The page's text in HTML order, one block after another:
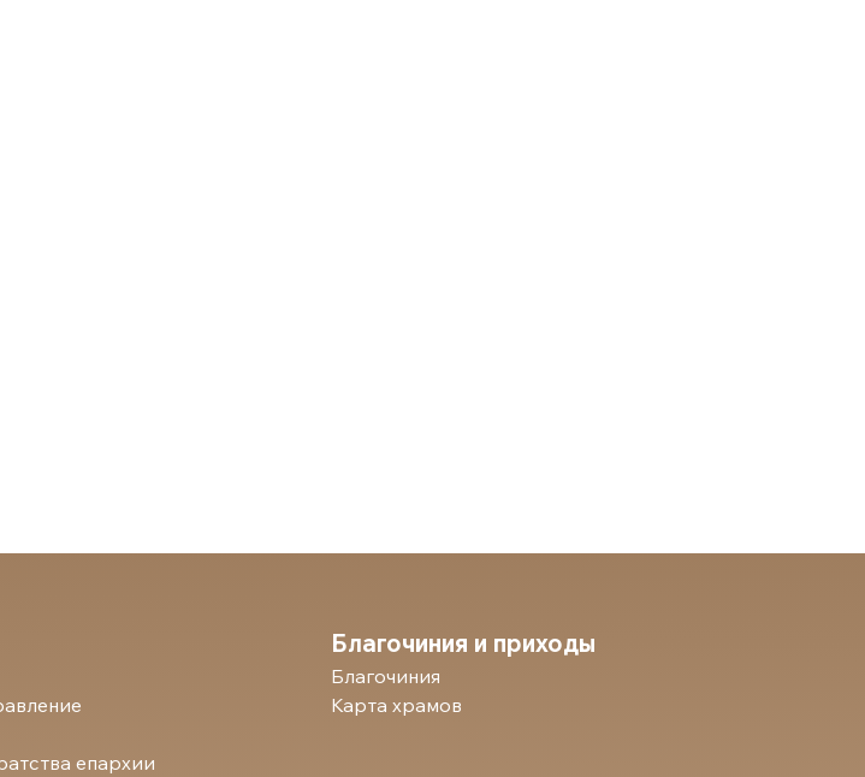
епархии
Благочиния и приходы
Благочиния
Карта храмов